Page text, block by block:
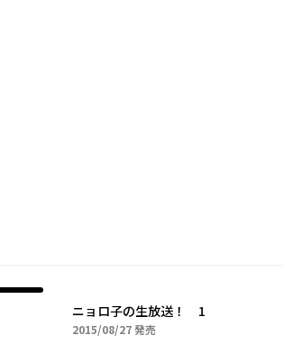
ニョロ子の生放送！ 1
2015/08/272015年08月27日
発売